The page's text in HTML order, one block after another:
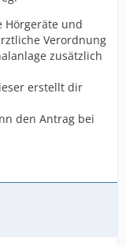
Hörgeräte und
Verordnung
zusätzlich
erstellt dir
den Antrag bei